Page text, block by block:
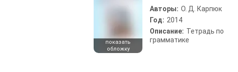
показать
обложку
Авторы: О. Д. Карпюк
Год: 2014
Описание: Тетрадь по
грамматике